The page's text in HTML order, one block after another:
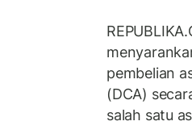
pembelian
(DCA)
salah satu